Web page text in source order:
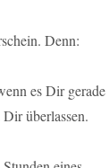
Denn:
es Dir gerade
überlassen.